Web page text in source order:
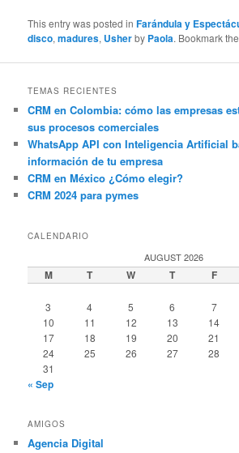
This entry was posted inFarándula y
disco,madures, Usherby Paola. Bookmark
TEMAS RECIENTES
CRM en Colombia: cómo las empresas
sus procesos comerciales
WhatsApp API con Inteligencia Artificial
información de tu empresa
CRM en México ¿Cómo elegir?
CRM 2024 para pymes
CALENDARIO
AUGUST 2026
M T W T F
3
4 5 6 7
10
11 12 13 14
17
18 19 20 21
24
25 26 27 28
31
« Sep
AMIGOS
Agencia Digital